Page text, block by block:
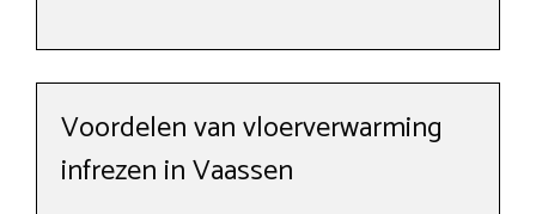
Voordelen van vloerverwarming
infrezen in Vaassen